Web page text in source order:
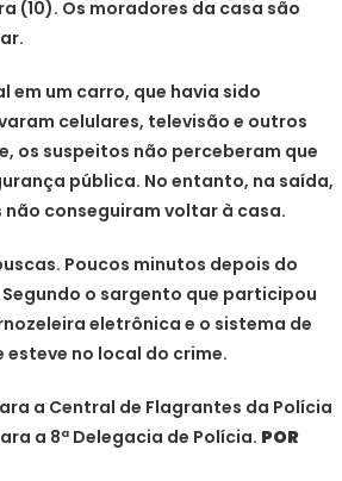
(10). Os moradores da casa são
em um carro, que havia sido
celulares, televisão e outros
os suspeitos não perceberam que
pública. No entanto, na saída,
conseguiram voltar à casa.
Poucos minutos depois do
o sargento que participou
eletrônica e o sistema de
no local do crime.
a Central de Flagrantes da Polícia
a 8ª Delegacia de Polícia. POR